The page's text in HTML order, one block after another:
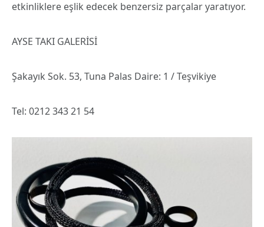
etkinliklere eşlik edecek benzersiz parçalar yaratıyor.
AYSE TAKI GALERİSİ
Şakayık Sok. 53, Tuna Palas Daire: 1 / Teşvikiye
Tel: 0212 343 21 54